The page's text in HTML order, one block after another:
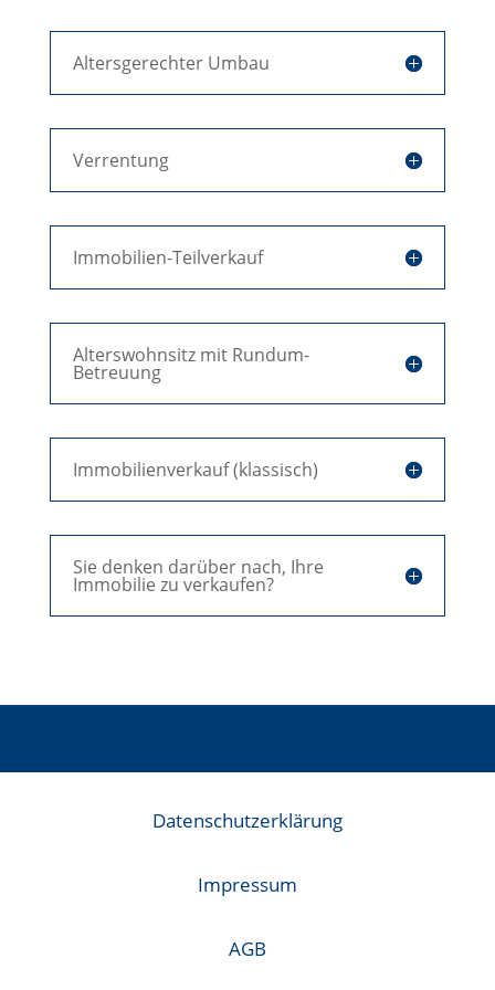
Altersgerechter Umbau
Verrentung
Immobilien-Teilverkauf
Alterswohnsitz mit Rundum-
Betreuung
Immobilienverkauf (klassisch)
Sie denken darüber nach, Ihre
Immobilie zu verkaufen?
Datenschutzerklärung
Impressum
AGB